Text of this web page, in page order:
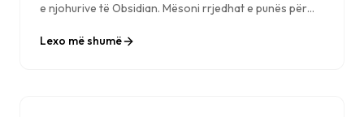
e njohurive të Obsidian. Mësoni rrjedhat e punës për
e një truri të dytë, ndërkohë që qëndroni produktivë.
Lexo më shumë